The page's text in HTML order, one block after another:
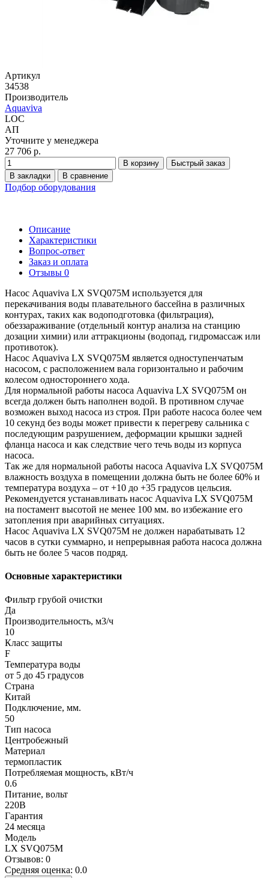
Артикул
34538
Производитель
Aquaviva
LOC
АП
Уточните у менеджера
27 706 р.
В корзину
Быстрый заказ
В закладки
В сравнение
Подбор оборудования
Описание
Характеристики
Вопрос-ответ
Заказ и оплата
Отзывы 0
Насос Aquaviva LX SVQ075M используется для
перекачивания воды плавательного бассейна в различных
контурах, таких как водоподготовка (фильтрация),
обеззараживание (отдельный контур анализа на станцию
дозации химии) или аттракционы (водопад, гидромассаж или
противоток).
Насос Aquaviva LX SVQ075M является одноступенчатым
насосом, с расположением вала горизонтально и рабочим
колесом одностороннего хода.
Для нормальной работы насоса Aquaviva LX SVQ075M он
всегда должен быть наполнен водой. В противном случае
возможен выход насоса из строя. При работе насоса более чем
10 секунд без воды может привести к перегреву сальника с
последующим разрушением, деформации крышки задней
фланца насоса и как следствие чего течь воды из корпуса
насоса.
Так же для нормальной работы насоса Aquaviva LX SVQ075M
влажность воздуха в помещении должна быть не более 60% и
температура воздуха – от +10 до +35 градусов цельсия.
Рекомендуется устанавливать насос Aquaviva LX SVQ075M
на постамент высотой не менее 100 мм. во избежание его
затопления при аварийных ситуациях.
Насос Aquaviva LX SVQ075M не должен нарабатывать 12
часов в сутки суммарно, и непрерывная работа насоса должна
быть не более 5 часов подряд.
Основные характеристики
Фильтр грубой очистки
Да
Производительность, м3/ч
10
Класс защиты
F
Температура воды
от 5 до 45 градусов
Страна
Китай
Подключение, мм.
50
Тип насоса
Центробежный
Материал
термопластик
Потребляемая мощность, кВт/ч
0.6
Питание, вольт
220В
Гарантия
24 месяца
Модель
LX SVQ075M
Отзывов: 0
Средняя оценка: 0.0